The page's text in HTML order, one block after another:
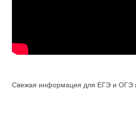
Свежая информация для ЕГЭ и ОГЭ